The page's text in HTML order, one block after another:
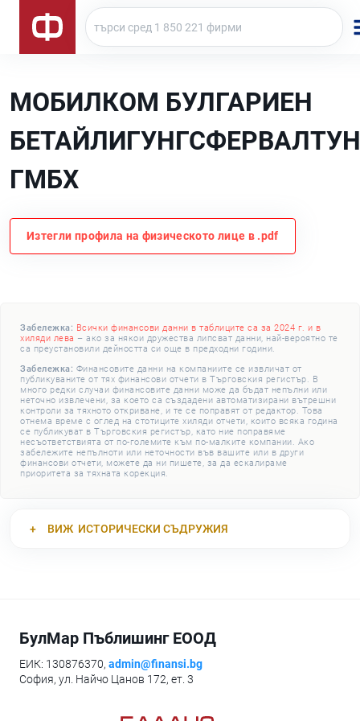
МОБИЛКОМ БУЛГАРИЕН
ГМБХ
Изтегли профила на физическото лице в .pdf
Забележка: Всички финансови данни в таблиците са за 2024 г. и в
хиляди лева – ако за някои дружества липсват данни, най-вероятно те
са преустановили дейността си още в предходни години.
Забележка: Финансовите данни на компаниите се извличат от
публикуваните от тях финансови отчети в Търговския регистър. В
много редки случаи финансовите данни може да бъдат непълни или
неточно извлечени, за което са създадени автоматизирани вътрешни
контроли за тяхното откриване, и те се поправят от редактор. Това
отнема време с оглед на стотиците хиляди отчети, които всяка година
се публикуват в Търговския регистър, като ние поправяме
несъответствията от по-големите към по-малките компании. Ако
забележите непълноти или неточности във вашите или в други
финансови отчети, можете да ни пишете, за да ескалираме
приоритета за тяхната корекция.
ВИЖ ИСТОРИЧЕСКИ СЪДРУЖИЯ
БулМар Пъблишинг ЕООД
ЕИК: 130876370, admin@finansi.bg
София, ул. Найчо Цанов 172, ет. 3